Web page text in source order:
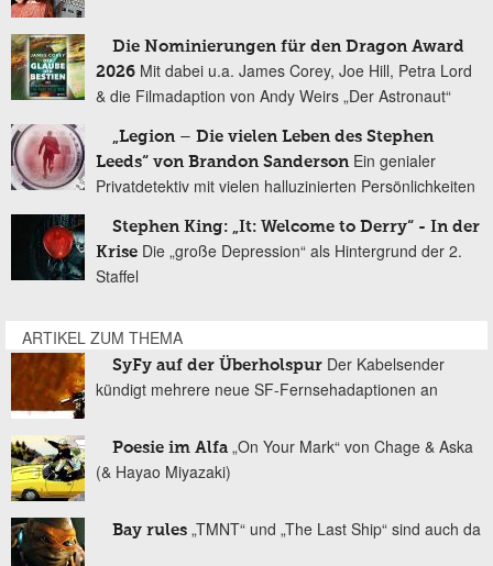
Die Nominierungen für den Dragon Award
2026 Mit dabei u.a. James Corey, Joe Hill, Petra Lord
& die Filmadaption von Andy Weirs „Der Astronaut“
„Legion – Die vielen Leben des Stephen
Leeds“ von Brandon Sanderson Ein genialer
Privatdetektiv mit vielen halluzinierten Persönlichkeiten
Stephen King: „It: Welcome to Derry“ - In der
Krise Die „große Depression“ als Hintergrund der 2.
Staffel
ARTIKEL ZUM THEMA
SyFy auf der Überholspur Der Kabelsender
kündigt mehrere neue SF-Fernsehadaptionen an
Poesie im Alfa „On Your Mark“ von Chage & Aska
(& Hayao Miyazaki)
Bay rules „TMNT“ und „The Last Ship“ sind auch da